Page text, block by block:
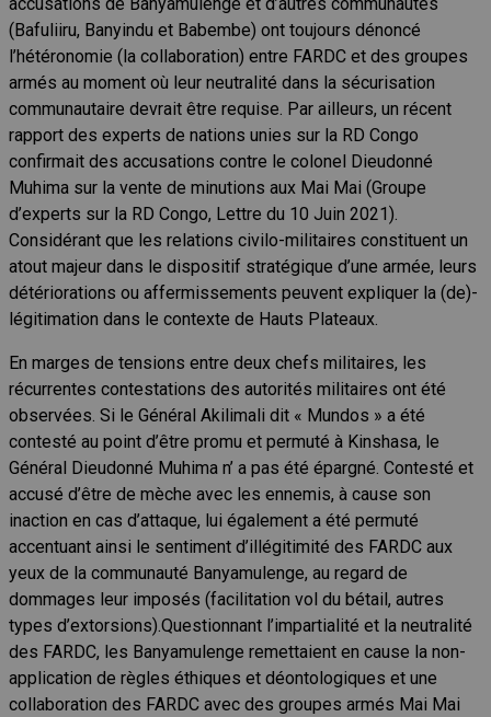
(Bafuliiru, Banyindu et Babembe) ont toujours dénoncé
l’hétéronomie (la collaboration) entre FARDC et des groupes
armés au moment où leur neutralité dans la sécurisation
communautaire devrait être requise. Par ailleurs, un récent
rapport des experts de nations unies sur la RD Congo
confirmait des accusations contre le colonel Dieudonné
Muhima sur la vente de minutions aux Mai Mai (Groupe
d’experts sur la RD Congo, Lettre du 10 Juin 2021).
Considérant que les relations civilo-militaires constituent un
atout majeur dans le dispositif stratégique d’une armée, leurs
détériorations ou affermissements peuvent expliquer la (de)-
légitimation dans le contexte de Hauts Plateaux.
En marges de tensions entre deux chefs militaires, les
récurrentes contestations des autorités militaires ont été
observées. Si le Général Akilimali dit « Mundos » a été
contesté au point d’être promu et permuté à Kinshasa, le
Général Dieudonné Muhima n’ a pas été épargné. Contesté et
accusé d’être de mèche avec les ennemis, à cause son
inaction en cas d’attaque, lui également a été permuté
accentuant ainsi le sentiment d’illégitimité des FARDC aux
yeux de la communauté Banyamulenge, au regard de
dommages leur imposés (facilitation vol du bétail, autres
types d’extorsions).Questionnant l’impartialité et la neutralité
des FARDC, les Banyamulenge remettaient en cause la non-
application de règles éthiques et déontologiques et une
collaboration des FARDC avec des groupes armés Mai Mai